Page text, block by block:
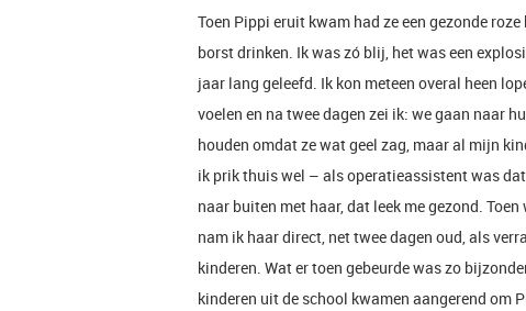
Toen Pippi eruit kwam had ze een gezonde
borst drinken. Ik was zó blij, het was een
jaar lang geleefd. Ik kon meteen overal heen
voelen en na twee dagen zei ik: we gaan naar
houden omdat ze wat geel zag, maar al mijn
ik prik thuis wel – als operatieassistent was
naar buiten met haar, dat leek me gezond.
nam ik haar direct, net twee dagen oud, als
kinderen. Wat er toen gebeurde was zo
kinderen uit de school kwamen aangerend om